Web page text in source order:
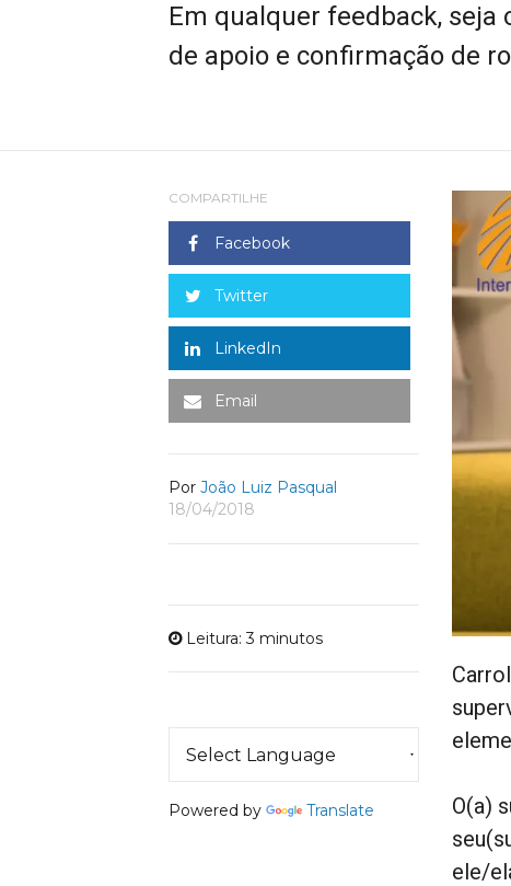
Em qualquer feedback, seja
de apoio e confirmação de
COMPARTILHE
Facebook
Twitter
LinkedIn
Email
Por João Luiz Pasqual
18/04/2018
Leitura: 3 minutos
Powered by Translate
O(a)
ele/